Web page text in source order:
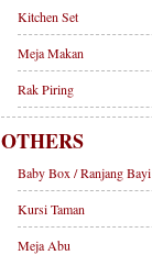
Kitchen Set
Meja Makan
Rak Piring
OTHERS
Baby Box / Ranjang Bayi
Kursi Taman
Meja Abu